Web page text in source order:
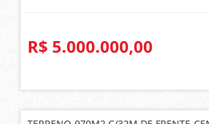
R$ 5.000.000,00